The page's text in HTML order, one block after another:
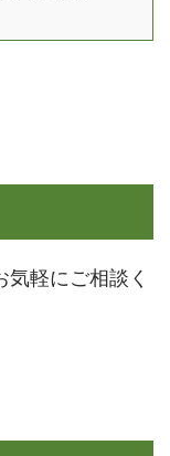
ロダクトブラン
軽にご相談く